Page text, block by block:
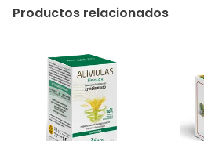
Productos relacionados